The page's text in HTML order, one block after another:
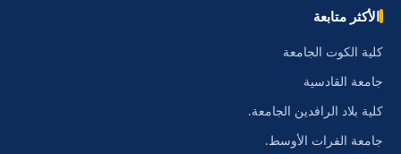
الأكثر متابعة
كلية الكوت الجامعة
جامعة القادسية
كلية بلاد الرافدين الجامعة.
جامعة الفرات الأوسط.